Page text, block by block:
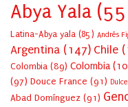
Abya Yala
Latina-Abya yala (85) Andrés
Argentina (147) Chile
Colombia (89) Colombia
(97) Douce France (91)
Abad Domínguez (91)